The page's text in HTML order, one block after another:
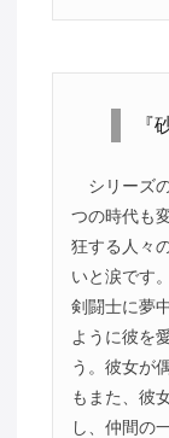
『
シリーズ
つの時代も
狂する人々
いと涙です
剣闘士に夢
ように彼を
う。彼女が
もまた、彼
し、仲間の